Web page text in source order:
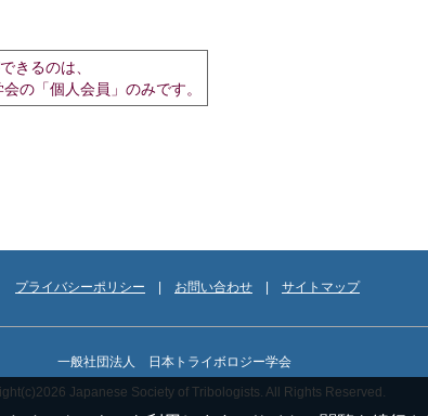
きるのは、
の「個人会員」のみです。
プライバシーポリシー お問い合わせ サイトマップ
一般社団法人 日本トライボロジー学会
Japanese Society of Tribologists. All Rights Reserved.